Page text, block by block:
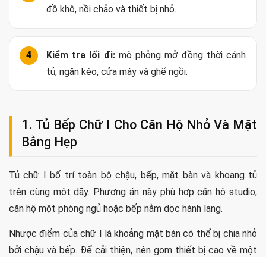
đồ khô, nồi chảo và thiết bị nhỏ.
Kiểm tra lối đi:mô phỏng mở đồng thời cánh
tủ, ngăn kéo, cửa máy và ghế ngồi.
1. Tủ Bếp Chữ I Cho Căn Hộ Nhỏ Và Mặt
Bằng Hẹp
Tủ chữ I bố trí toàn bộ chậu, bếp, mặt bàn và khoang tủ
trên cùng một dãy. Phương án này phù hợp căn hộ studio,
căn hộ một phòng ngủ hoặc bếp nằm dọc hành lang.
Nhược điểm của chữ I là khoảng mặt bàn có thể bị chia nhỏ
bởi chậu và bếp. Để cải thiện, nên gom thiết bị cao về một